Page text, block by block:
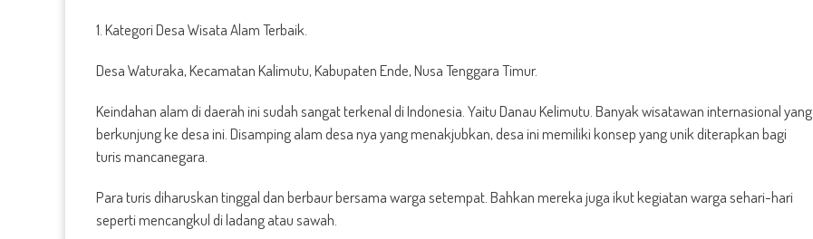
1. Kategori Desa Wisata Alam Terbaik.
Desa Waturaka, Kecamatan Kalimutu, Kabupaten Ende, Nusa Tenggara Timur.
Keindahan alam di daerah ini sudah sangat terkenal di Indonesia. Yaitu Danau Kelimutu. Banyak wisatawan internasional yang
berkunjung ke desa ini. Disamping alam desa nya yang menakjubkan, desa ini memiliki konsep yang unik diterapkan bagi
turis mancanegara.
Para turis diharuskan tinggal dan berbaur bersama warga setempat. Bahkan mereka juga ikut kegiatan warga sehari-hari
seperti mencangkul di ladang atau sawah.